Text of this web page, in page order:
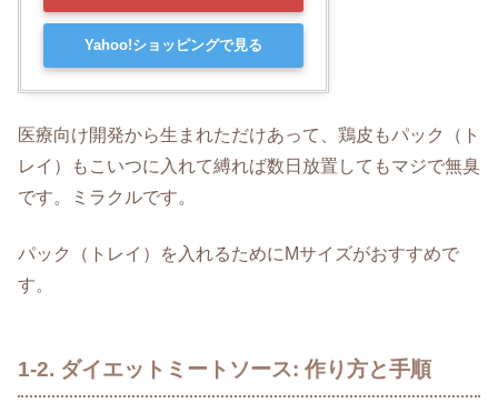
Yahoo!ショッピングで見る
医療向け開発から生まれただけあって、鶏皮もパック（ト
レイ）もこいつに入れて縛れば数日放置してもマジで無臭
です。ミラクルです。
パック（トレイ）を入れるためにMサイズがおすすめで
す。
1-2. ダイエットミートソース: 作り方と手順